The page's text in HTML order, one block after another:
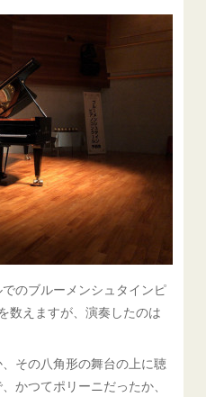
のブルーメンシュタインピ
数えますが、演奏したのは
その八角形の舞台の上に聴
かつてポリーニだったか、